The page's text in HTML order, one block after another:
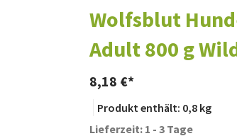
Wolfsblut
Adult 800 g
8,18 €
Produkt enthält: 0,8 kg
Lieferzeit: 1 - 3 Tage